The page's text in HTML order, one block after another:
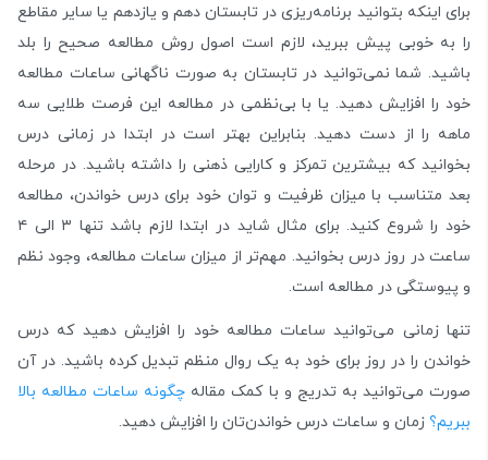
برای اینکه بتوانید برنامه‌ریزی در تابستان دهم و یازدهم یا سایر مقاطع
را به خوبی پیش ببرید، لازم است اصول روش مطالعه صحیح را بلد
باشید. شما نمی‌توانید در تابستان به صورت ناگهانی ساعات مطالعه
خود را افزایش دهید. یا با بی‌نظمی در مطالعه این فرصت طلایی سه
ماهه را از دست دهید. بنابراین بهتر است در ابتدا در زمانی درس
بخوانید که بیشترین تمرکز و کارایی ذهنی را داشته باشید. در مرحله
بعد متناسب با میزان ظرفیت و توان خود برای درس خواندن، مطالعه
خود را شروع کنید. برای مثال شاید در ابتدا لازم باشد تنها ۳ الی ۴
ساعت در روز درس بخوانید. مهم‌تر از میزان ساعات مطالعه، وجود نظم
و پیوستگی در مطالعه است.
تنها زمانی می‌توانید ساعات مطالعه خود را افزایش دهید که درس
خواندن را در روز برای خود به یک روال منظم تبدیل کرده باشید. در آن
صورت می‌توانید به تدریج و با کمک مقاله چگونه ساعات مطالعه بالا
ببریم؟ زمان و ساعات درس خواندن‌تان را افزایش دهید.